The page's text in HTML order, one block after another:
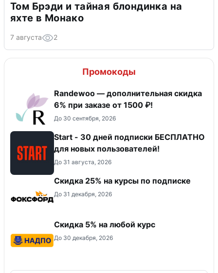
Том Брэди и тайная блондинка на
яхте в Монако
7 августа 2
Промокоды
Randewoo — дополнительная скидка
6% при заказе от 1500 ₽!
До 30 сентября, 2026
Start - 30 дней подписки БЕСПЛАТНО
для новых пользователей!
До 31 августа, 2026
Скидка 25% на курсы по подписке
До 31 декабря, 2026
Скидка 5% на любой курс
До 30 декабря, 2026